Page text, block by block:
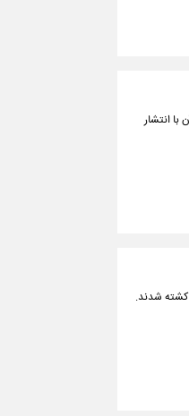
با انتشار
کشته شدند.